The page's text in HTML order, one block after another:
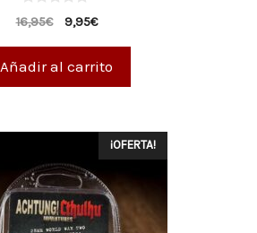
0
d
16,95€ 9,95€
Añadir al carrito
¡OFERTA!